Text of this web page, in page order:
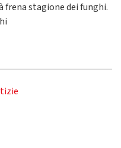
frena stagione dei funghi.